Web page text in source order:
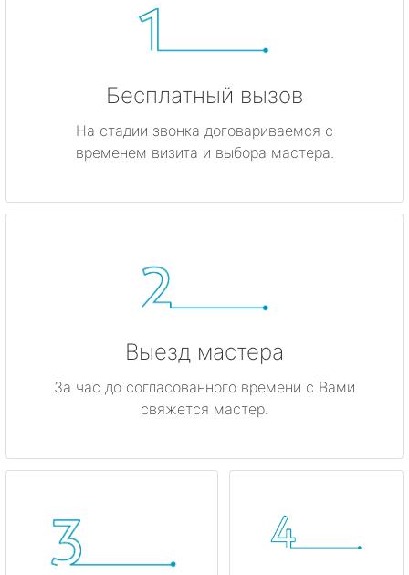
Бесплатный вызов
На стадии звонка договариваемся с
временем визита и выбора мастера.
Выезд мастера
За час до согласованного времени с Вами
свяжется мастер.